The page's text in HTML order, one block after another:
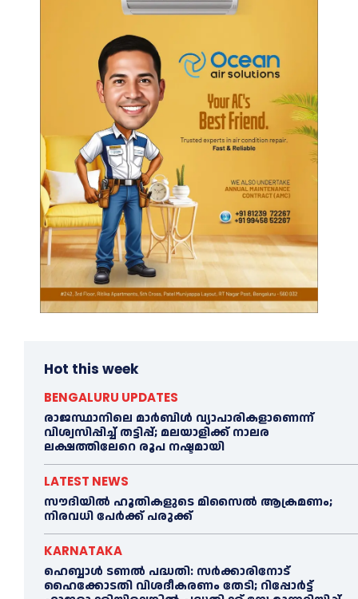
Hot this week
BENGALURU UPDATES
രാജസ്ഥാനിലെ മാർബിൾ വ്യാപാരികളാണെന്ന്
വിശ്വസിപ്പിച്ച് തട്ടിപ്പ്; മലയാളിക്ക് നാലര
ലക്ഷത്തിലേറെ രൂപ നഷ്ടമായി
LATEST NEWS
സൗദിയിൽ ഹൂതികളുടെ മിസൈൽ ആക്രമണം;
നിരവധി പേർക്ക് പരുക്ക്
KARNATAKA
ഹെബ്ബാൾ ടണൽ പദ്ധതി: സർക്കാരിനോട്
ഹൈക്കോടതി വിശദീകരണം തേടി; റിപ്പോർട്ട്